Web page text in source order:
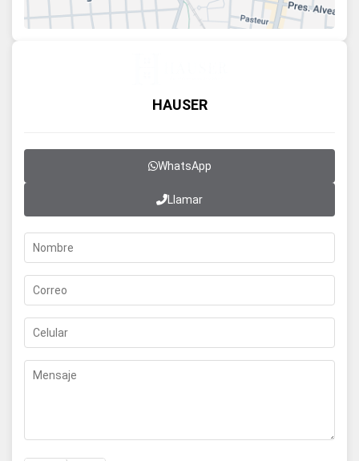
HAUSER
WhatsApp
Llamar